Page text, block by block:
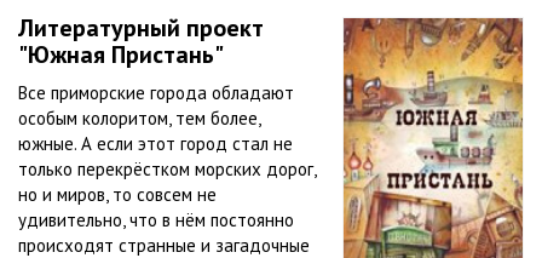
Литературный проект
"Южная Пристань"
Все приморские города обладают
особым колоритом, тем более,
южные. А если этот город стал не
только перекрёстком морских дорог,
но и миров, то совсем не
удивительно, что в нём постоянно
происходят странные и загадочные